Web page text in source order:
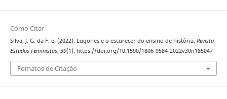
Como Citar
Silva, J. G. da F. e. (2022). Lugones e o escurecer do ensino de história. Revista
Estudos Feministas, 30(1). https://doi.org/10.1590/1806-9584-2022v30n185047
Fomatos de Citação